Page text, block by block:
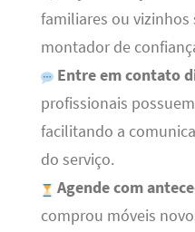
familiares ou vizinhos
montador de
Entre em contato
profissionais possuem
facilitando a
do serviço.
Agende com
comprou móveis